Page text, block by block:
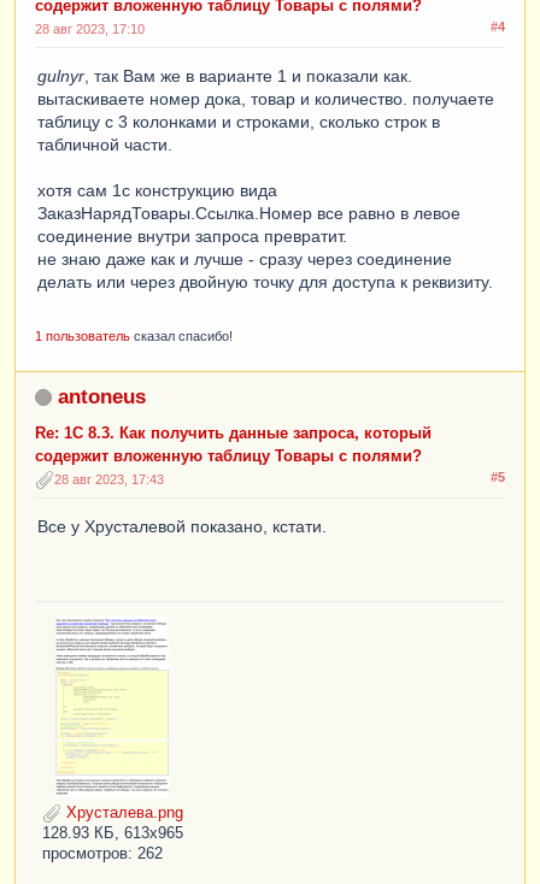
содержит вложенную таблицу Товары с полями?
#4
28 авг 2023, 17:10
gulnyr , так Вам же в варианте 1 и показали как.
вытаскиваете номер дока, товар и количество. получаете
таблицу с 3 колонками и строками, сколько строк в
табличной части.
хотя сам 1с конструкцию вида
ЗаказНарядТовары.Ссылка.Номер все равно в левое
соединение внутри запроса превратит.
не знаю даже как и лучше - сразу через соединение
делать или через двойную точку для доступа к реквизиту.
1 пользователь сказал спасибо!
antoneus
Re: 1С 8.3. Как получить данные запроса, который
содержит вложенную таблицу Товары с полями?
#5
28 авг 2023, 17:43
Все у Хрусталевой показано, кстати.
Хрусталева.png
128.93 КБ, 613x965
просмотров: 262